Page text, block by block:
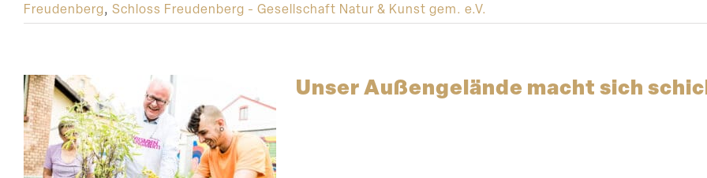
Freudenberg, Schloss Freudenberg - Gesellschaft Natur & Kunst gem. e.V.
Unser Außen­ge­lände macht sich